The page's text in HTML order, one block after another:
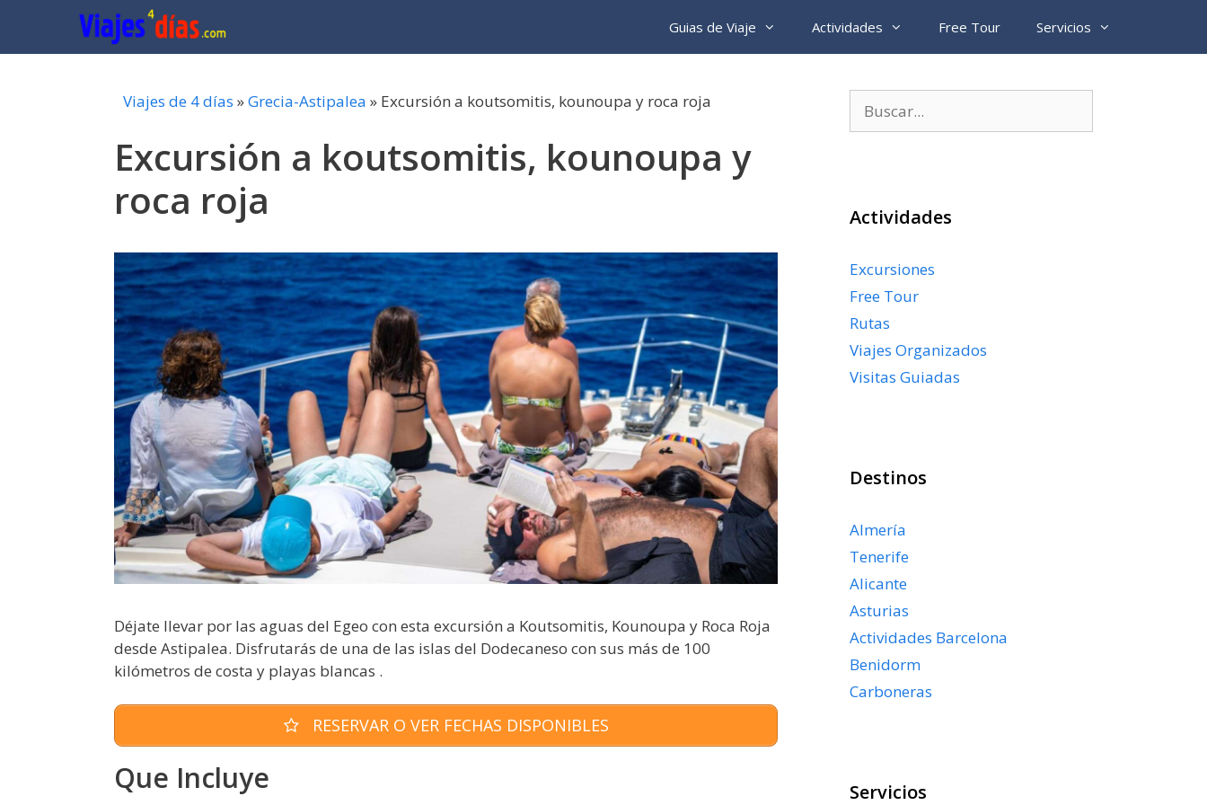
contenido
Guias de Viaje Actividades Free Tour Servicios
Viajes de 4 días »Grecia-Astipalea » Excursión a koutsomitis, kounoupa y roca roja
Excursión a koutsomitis, kounoupa y
roca roja
Déjate llevar por las aguas del Egeo con esta excursión a Koutsomitis, Kounoupa y Roca Roja
desde Astipalea. Disfrutarás de una de las islas del Dodecaneso con sus más de 100
kilómetros de costa y playas blancas .
RESERVAR O VER FECHAS DISPONIBLES
Que Incluye
Actividades
Excursiones
Free Tour
Rutas
Viajes Organizados
Visitas Guiadas
Destinos
Almería
Tenerife
Alicante
Asturias
Actividades Barcelona
Benidorm
Carboneras
Servicios